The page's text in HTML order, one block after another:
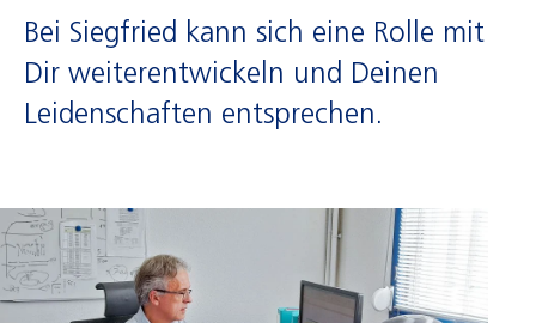
Bei Siegfried kann sich eine Rolle mit
Dir weiterentwickeln und Deinen
Leidenschaften entsprechen.